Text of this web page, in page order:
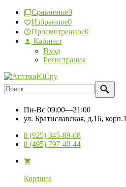
Сравнение0
Избранное0
Просмотренное0
Кабинет
Вход
Регистрация
Пн-Вс 09:00—21:00
ул. Братиславская, д.16, корп.1
8 (925) 345-89-08
8 (495) 797-40-44
Корзина